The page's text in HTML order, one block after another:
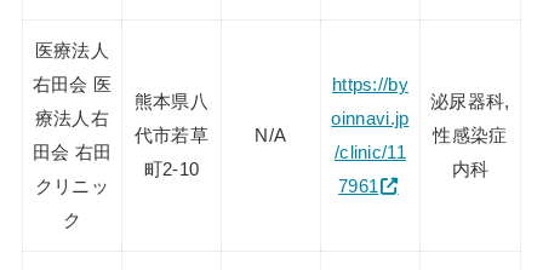
医療法人
右田会 医
療法人右
田会 右田
クリニッ
ク
熊本県八
代市若草
町2-10
N/A
https://by
oinnavi.jp
/clinic/11
7961
泌尿器科,
性感染症
内科